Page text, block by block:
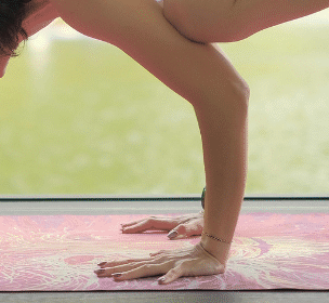
Body Balance
RPM
Booty Shape
Power Flow